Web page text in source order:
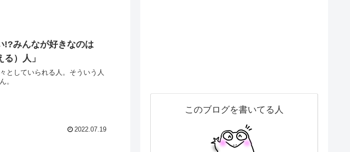
!?みんなが好きなのは
）人」
としていられる人。そういう人
。
2022.07.19
このブログを書いてる人